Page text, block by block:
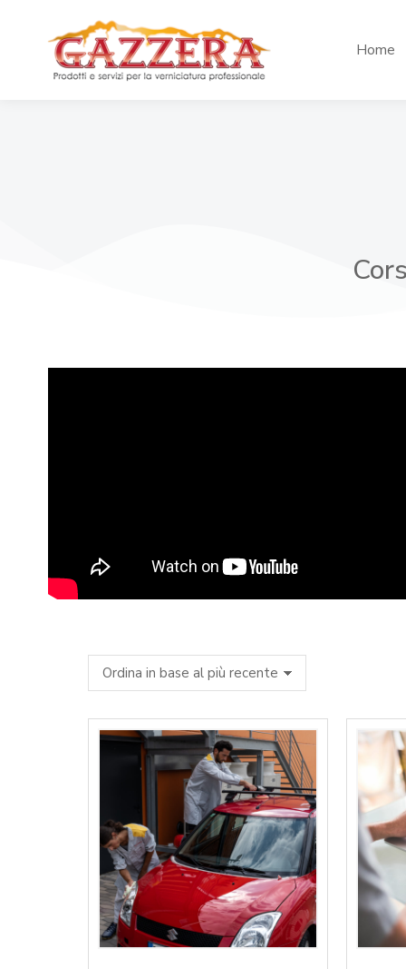
Home